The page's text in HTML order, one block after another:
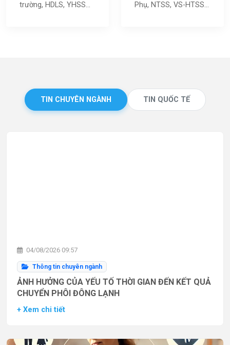
trường, HDLS, YHSS…
Phụ, NTSS, VS-HTSS...
TIN CHUYÊN NGÀNH TIN QUỐC TẾ
04/08/2026 09:57
Thông tin chuyên ngành
ẢNH HƯỞNG CỦA YẾU TỐ THỜI GIAN ĐẾN KẾT QUẢ
CHUYỂN PHÔI ĐÔNG LẠNH
+ Xem chi tiết